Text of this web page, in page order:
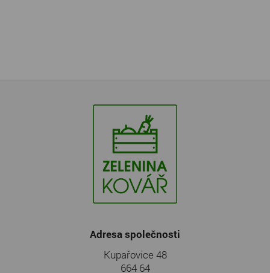
Adresa společnosti
Kupařovice 48
664 64